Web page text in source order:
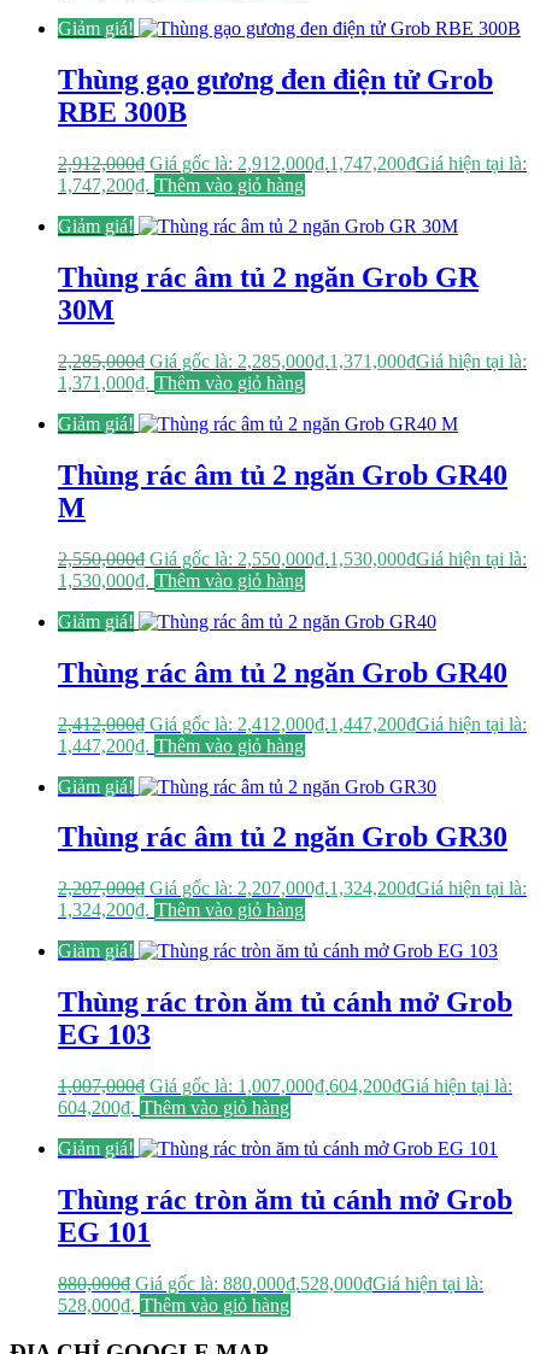
Giảm giá!
Thùng gạo gương đen điện tử Grob
RBE 300B
2,912,000₫ Giá gốc là: 2,912,000₫.1,747,200₫Giá hiện tại là:
1,747,200₫. Thêm vào giỏ hàng
Giảm giá!
Thùng rác âm tủ 2 ngăn Grob GR
30M
2,285,000₫ Giá gốc là: 2,285,000₫.1,371,000₫Giá hiện tại là:
1,371,000₫. Thêm vào giỏ hàng
Giảm giá!
Thùng rác âm tủ 2 ngăn Grob GR40
M
2,550,000₫ Giá gốc là: 2,550,000₫.1,530,000₫Giá hiện tại là:
1,530,000₫. Thêm vào giỏ hàng
Giảm giá!
Thùng rác âm tủ 2 ngăn Grob GR40
2,412,000₫ Giá gốc là: 2,412,000₫.1,447,200₫Giá hiện tại là:
1,447,200₫. Thêm vào giỏ hàng
Giảm giá!
Thùng rác âm tủ 2 ngăn Grob GR30
2,207,000₫ Giá gốc là: 2,207,000₫.1,324,200₫Giá hiện tại là:
1,324,200₫. Thêm vào giỏ hàng
Giảm giá!
Thùng rác tròn ăm tủ cánh mở Grob
EG 103
1,007,000₫ Giá gốc là: 1,007,000₫.604,200₫Giá hiện tại là:
604,200₫. Thêm vào giỏ hàng
Giảm giá!
Thùng rác tròn ăm tủ cánh mở Grob
EG 101
880,000₫ Giá gốc là: 880,000₫.528,000₫Giá hiện tại là:
528,000₫. Thêm vào giỏ hàng